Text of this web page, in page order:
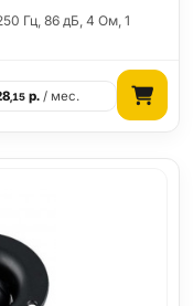
Гц, 86 дБ, 4 Ом, 1
,15 р. / мес.